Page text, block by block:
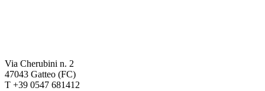
Via Cherubini n. 2
47043 Gatteo (FC)
T +39 0547 681412